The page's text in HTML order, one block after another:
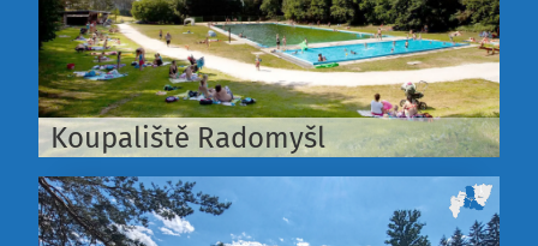
Koupaliště Radomyšl